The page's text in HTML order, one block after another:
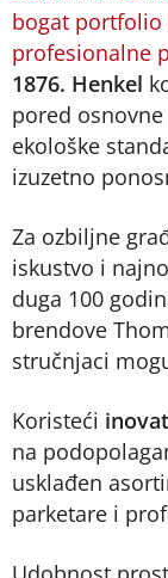
bogat portfolio
profesionalne
1876. Henkel
pored
ekološke
izuzetno
Za ozbiljne
iskustvo i
duga 100
brendove
stručnjaci
Koristeći
na
usklađen
parketare i